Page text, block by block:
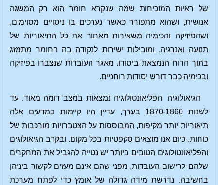
של ראיות המוכיחות שמה שנקרא חומר הוא רק המשגה
אנושית, ושהוא מתפורר כאשר נערכים בו ניסויים מסוימים,
ושהפיזיקה והכימיה משאירות מאחור את כל התיאוריות של
תנועה ואנרגיה, ומובילות ישירות לנקודה בה החומר מתמזג
בתוך הרוח הנמצאת ביסודו. מאגר העובדות שנצברו בפיזיקה
ובכימיה כבר דורש יסודות רוחניים.
הגיאולוגיה והפליאונטולוגיה נמצאות במצב דומה מאוד. עד
לשנות 1870-1860 בערך, עדיין היו קיימות במדעים אלה
תיאוריות יותר מקיפות, המבוססות על הצטברויות מורכבות של
כוחות. כיום אנו מוצאים סקפטיות בכל מקום. ובקרב הגיאולוגים
והפליאונטולוגים הטובים ביותר יש נטייה להגביל את המחקרים
שלהם לרישום העובדות, מפני שהם אינם מעזים לקשור ביניהן
בחשיבה. נדרשת מידה גדולה של אומץ כדי לפתח מערכת